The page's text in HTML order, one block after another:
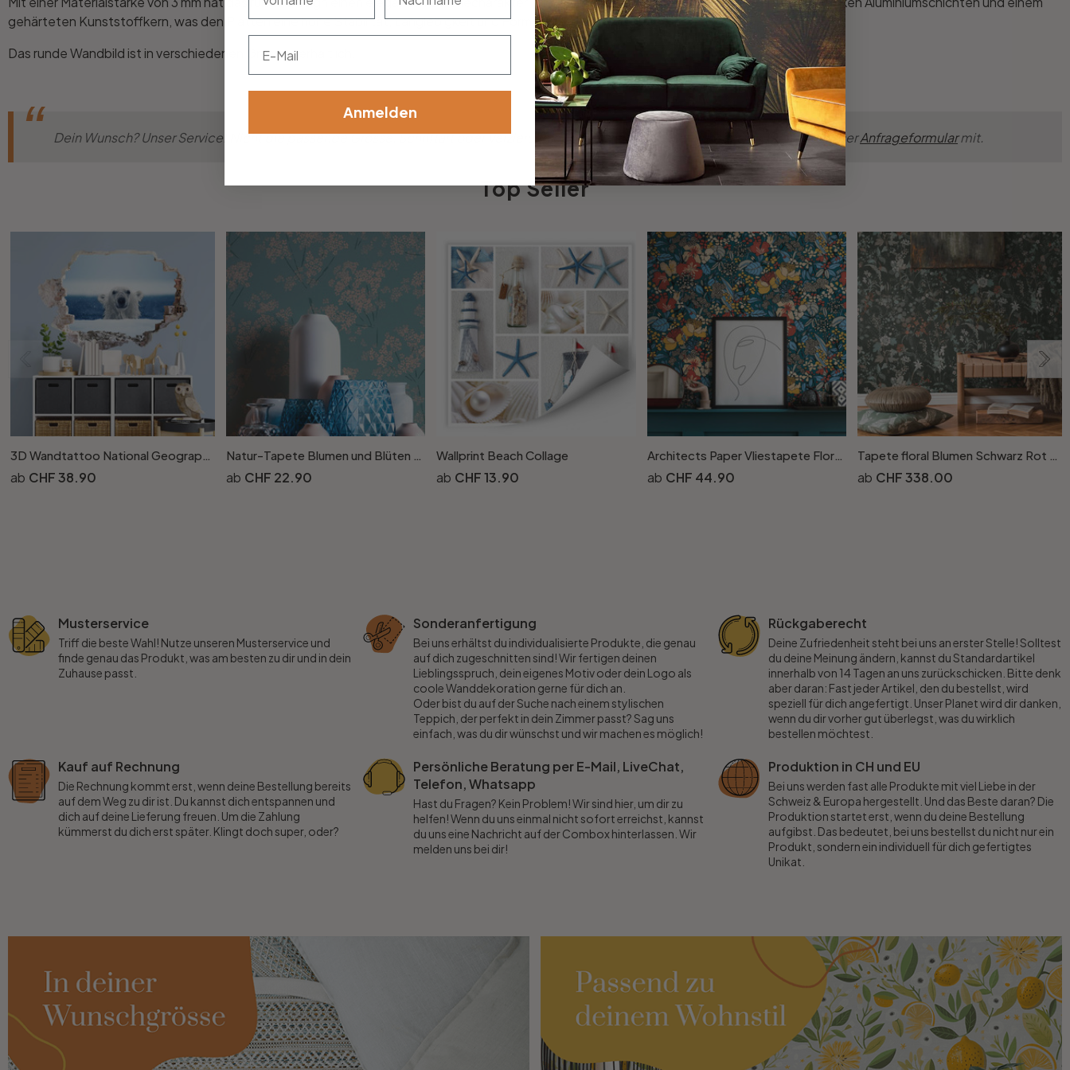
gehärteten Kunststoffkern, was den Platten eine hohe Stabilität, Langlebigkeit und Formstabilität verleiht.
Das runde Wandbild ist in verschiedenen Grössen erhältlich.
Dein Wunsch? Unser Service! Nicht die passende Grösse, Schriftart oder Verzierung dabei? Teile uns deine Wünsche einfach über unserAnfrageformularmit.
Top Seller
3D Wandtattoo National Geographic Frecher Eisbär
CHF 38.90
Natur-Tapete Blumen und Blüten Beige Blau - Florale Vliestapete natürlich
CHF 22.90
Wallprint Beach Collage
CHF 13.90
Architects Paper Vliestapete Floral Impression Blumentapete floral bunt, blau, orange, beige, gelb
CHF 44.90
Tapete floral Blumen Schwarz Rot Vintage Blumentapete Wohnzimmer Vliestapete
CHF 338.00
Musterservice
Triff die beste Wahl! Nutze unseren Musterservice und
finde genau das Produkt, was am besten zu dir und in dein
Zuhause passt.
Sonderanfertigung
Bei uns erhältst du individualisierte Produkte, die genau
auf dich zugeschnitten sind! Wir fertigen deinen
Lieblingsspruch, dein eigenes Motiv oder dein Logo als
coole Wanddekoration gerne für dich an.
Oder bist du auf der Suche nach einem stylischen
Teppich, der perfekt in dein Zimmer passt? Sag uns
einfach, was du dir wünschst und wir machen es möglich!
Rückgaberecht
Deine Zufriedenheit steht bei uns an erster Stelle! Solltest
du deine Meinung ändern, kannst du Standardartikel
innerhalb von 14 Tagen an uns zurückschicken. Bitte denk
aber daran: Fast jeder Artikel, den du bestellst, wird
speziell für dich angefertigt. Unser Planet wird dir danken,
wenn du dir vorher gut überlegst, was du wirklich
bestellen möchtest.
Kauf auf Rechnung
Die Rechnung kommt erst, wenn deine Bestellung bereits
auf dem Weg zu dir ist. Du kannst dich entspannen und
dich auf deine Lieferung freuen. Um die Zahlung
kümmerst du dich erst später. Klingt doch super, oder?
Persönliche Beratung per E-Mail, LiveChat,
Telefon, Whatsapp
Hast du Fragen? Kein Problem! Wir sind hier, um dir zu
helfen! Wenn du uns einmal nicht sofort erreichst, kannst
du uns eine Nachricht auf der Combox hinterlassen. Wir
melden uns bei dir!
Produktion in CH und EU
Bei uns werden fast alle Produkte mit viel Liebe in der
Schweiz & Europa hergestellt. Und das Beste daran? Die
Produktion startet erst, wenn du deine Bestellung
aufgibst. Das bedeutet, bei uns bestellst du nicht nur ein
Produkt, sondern ein individuell für dich gefertigtes
Unikat.
Anmelden